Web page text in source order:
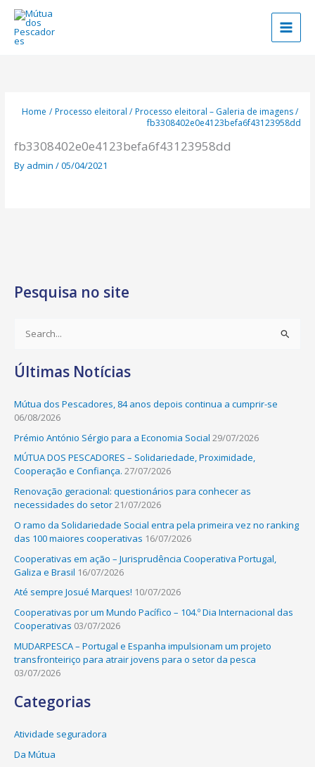
content
Home Processo eleitoral
Processo eleitoral – Galeria de imagens
fb3308402e0e4123befa6f43123958dd
fb3308402e0e4123befa6f43123958dd
By admin/05/04/2021
Pesquisa no site
a
c
f
o
Últimas Notícias
Mútua dos Pescadores, 84 anos depois continua a cumprir-se
06/08/2026
Prémio António Sérgio para a Economia Social 29/07/2026
MÚTUA DOS PESCADORES – Solidariedade, Proximidade,
Cooperação e Confiança. 27/07/2026
Renovação geracional: questionários para conhecer as
necessidades do setor21/07/2026
O ramo da Solidariedade Social entra pela primeira vez no ranking
das 100 maiores cooperativas 16/07/2026
Cooperativas em ação – Jurisprudência Cooperativa Portugal,
Galiza e Brasil 16/07/2026
Até sempre Josué Marques! 10/07/2026
Cooperativas por um Mundo Pacífico – 104.º Dia Internacional das
Cooperativas 03/07/2026
MUDARPESCA – Portugal e Espanha impulsionam um projeto
transfronteiriço para atrair jovens para o setor da pesca
03/07/2026
Categorias
Atividade seguradora
Da Mútua